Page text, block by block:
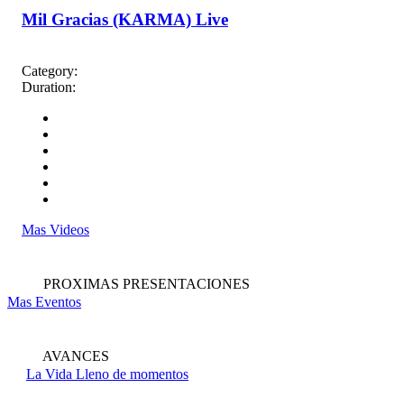
Mil Gracias (KARMA) Live
Category:
Duration:
Mas Videos
PROXIMAS PRESENTACIONES
Mas Eventos
AVANCES
La Vida Lleno de momentos